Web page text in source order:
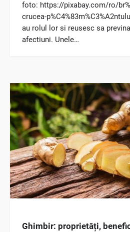
foto: https://pixabay.com/ro/
crucea-
au rolul lor si reusesc sa
afectiuni. Unele…
Ghimbir: proprietăți,